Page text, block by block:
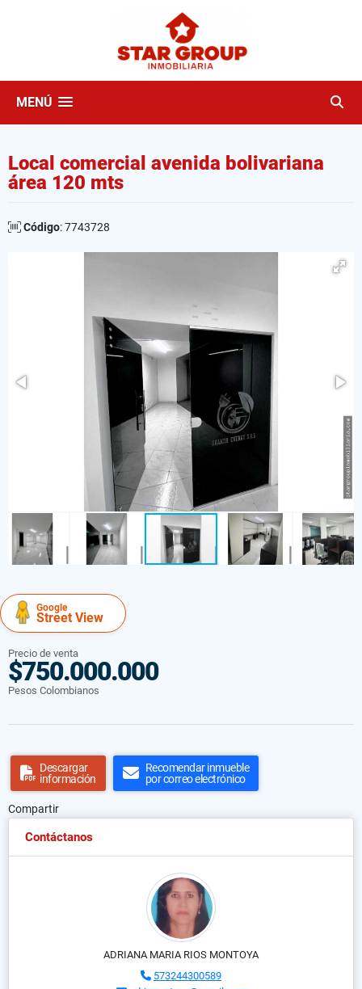
MENÚ
Local comercial avenida bolivariana
área 120 mts
Código: 7743728
Google
Street View
Precio de venta
$750.000.000
Pesos Colombianos
Descargar
información
Recomendar inmueble
por correo electrónico
Compartir
Contáctanos
ADRIANA MARIA RIOS MONTOYA
573244300589